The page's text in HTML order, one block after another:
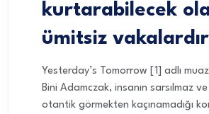
kurtarabilecek
ümitsiz
Yesterday’s Tomorrow [1] adlı
Bini Adamczak, insanın sarsılmaz
otantik görmekten kaçınamadığı